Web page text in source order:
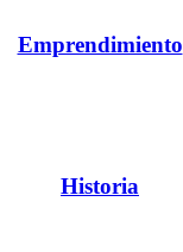
Emprendimiento
Historia